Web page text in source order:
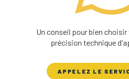
Un conseil pour bien
précision technique
APPELEZ LE